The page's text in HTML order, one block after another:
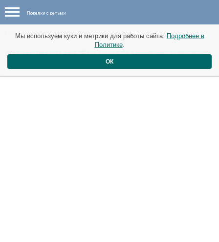
Поделки с детьми
Поделки с детьми - идеи - 06 ноября
Снежинки из бумаги. мастер-класс
Мы используем куки и метрики для работы сайта. Подробнее в
Политике.
ОК